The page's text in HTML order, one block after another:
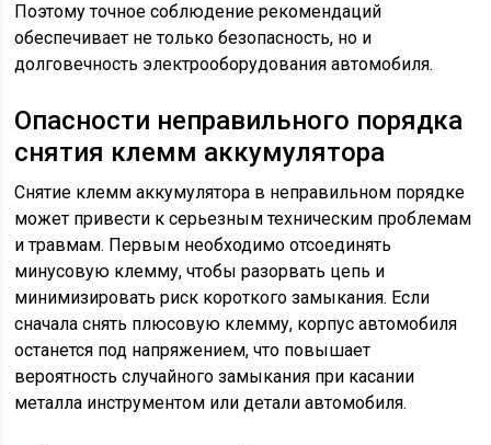
Поэтому точное соблюдение рекомендаций
обеспечивает не только безопасность, но и
долговечность электрооборудования автомобиля.
Опасности неправильного порядка
снятия клемм аккумулятора
Снятие клемм аккумулятора в неправильном порядке
может привести к серьезным техническим проблемам
и травмам. Первым необходимо отсоединять
минусовую клемму, чтобы разорвать цепь и
минимизировать риск короткого замыкания. Если
сначала снять плюсовую клемму, корпус автомобиля
останется под напряжением, что повышает
вероятность случайного замыкания при касании
металла инструментом или детали автомобиля.